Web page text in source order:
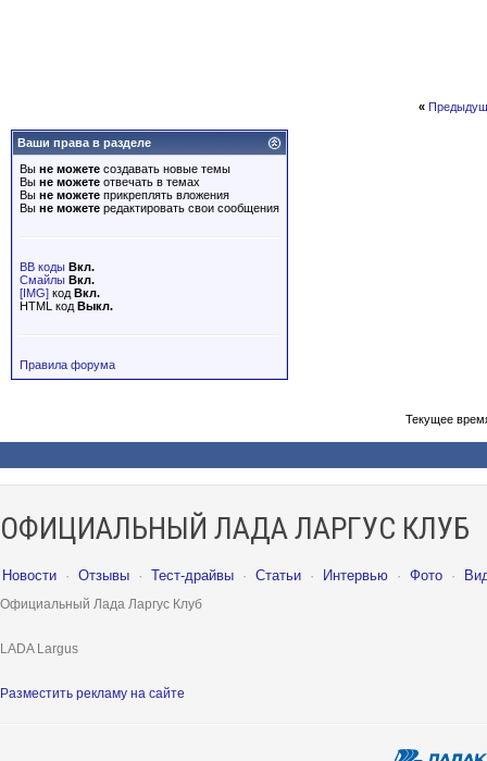
«
Ваши права в разделе
Вы не можете создавать новые темы
Вы не можете отвечать в темах
Вы не можете прикреплять вложения
Вы не можете редактировать свои сообщения
BB коды Вкл.
Смайлы Вкл.
[IMG] код Вкл.
HTML код Выкл.
Правила форума
Текущее
ОФИЦИАЛЬНЫЙ ЛАДА ЛАРГУС КЛУБ
Новости · Отзывы · Тест-драйвы · Статьи · Интервью · Фото ·
Официальный Лада Ларгус Клуб
LADA Largus
Разместить рекламу на сайте